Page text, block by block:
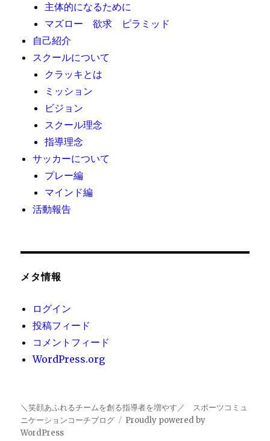
主体的になるために
マズロー 欲求 ピラミッド
自己紹介
スクールについて
クラッキとは
ミッション
ビジョン
スクール理念
指導理念
サッカーについて
プレー編
マインド編
活動報告
メタ情報
ログイン
投稿フィード
コメントフィード
WordPress.org
＼笑顔あふれるチームを創る指導者を増やす／ スポーツコミュ
ニケーションコーチブログ
Proudly powered by
WordPress